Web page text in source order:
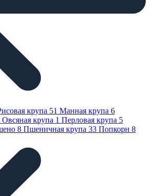
крупа 51 Манная крупа 6
Овсяная крупа 1 Перловая крупа 5
8 Пшеничная крупа 33 Попкорн 8